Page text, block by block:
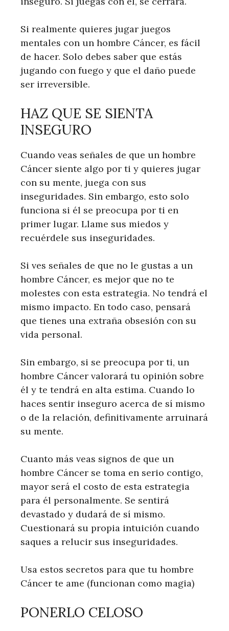
Si realmente quieres jugar juegos
mentales con un hombre Cáncer, es fácil
de hacer. Solo debes saber que estás
jugando con fuego y que el daño puede
ser irreversible.
HAZ QUE SE SIENTA
INSEGURO
Cuando veas señales de que un hombre
Cáncer siente algo por ti y quieres jugar
con su mente, juega con sus
inseguridades. Sin embargo, esto solo
funciona si él se preocupa por ti en
primer lugar. Llame sus miedos y
recuérdele sus inseguridades.
Si ves señales de que no le gustas a un
hombre Cáncer, es mejor que no te
molestes con esta estrategia. No tendrá el
mismo impacto. En todo caso, pensará
que tienes una extraña obsesión con su
vida personal.
Sin embargo, si se preocupa por ti, un
hombre Cáncer valorará tu opinión sobre
él y te tendrá en alta estima. Cuando lo
haces sentir inseguro acerca de sí mismo
o de la relación, definitivamente arruinará
su mente.
Cuanto más veas signos de que un
hombre Cáncer se toma en serio contigo,
mayor será el costo de esta estrategia
para él personalmente. Se sentirá
devastado y dudará de sí mismo.
Cuestionará su propia intuición cuando
saques a relucir sus inseguridades.
Usa estos secretos para que tu hombre
Cáncer te ame (funcionan como magia)
PONERLO CELOSO